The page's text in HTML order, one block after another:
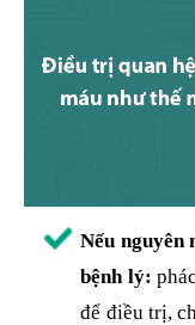
Nếu nguyên
bệnh lý:
để điều trị,